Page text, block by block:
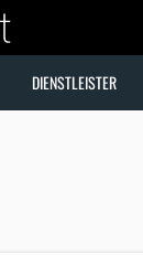
DIENSTLEISTER